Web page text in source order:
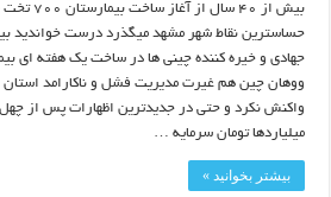
بیش از ۴۰ سال
ووهان چین هم غیرت مدیریت فشل و ناکارامد استان
واکنش نکرد و حتی در جدیدترین اظهارات پس از
میلیاردها تومان سرمایه …
بیشتر بخوانید »